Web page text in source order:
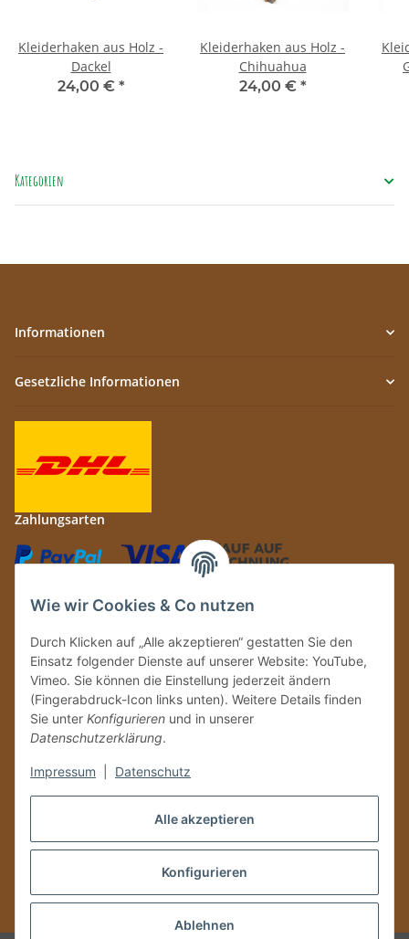
Alle akzeptieren
Konfigurieren
Ablehnen
Wie wir Cookies & Co nutzen
Durch Klicken auf „Alle akzeptieren“ gestatten Sie den
Einsatz folgender Dienste auf unserer Website: YouTube,
Vimeo. Sie können die Einstellung jederzeit ändern
(Fingerabdruck-Icon links unten). Weitere Details finden
Sie unter Konfigurieren und in unserer
Datenschutzerklärung.
Impressum Datenschutz
Kleiderhaken aus Holz -
Dackel
24,00 € *
Kleiderhaken aus Holz -
Chihuahua
24,00 € *
Kategorien
Informationen
Gesetzliche Informationen
Zahlungsarten
Auf Nummer sicher
Ein Partnershop der
Vertrag widerrufen
* Alle Preise inkl. gesetzlicher USt., zzgl.